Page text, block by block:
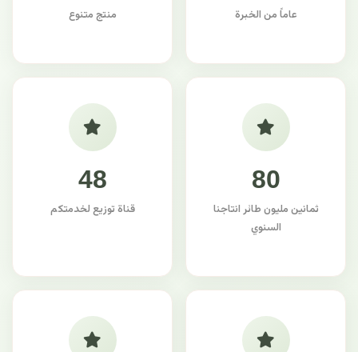
عاماً من الخبرة منتج متنوع
80
ثمانين مليون طائر انتاجنا
السنوي
48
قناة توزيع لخدمتكم